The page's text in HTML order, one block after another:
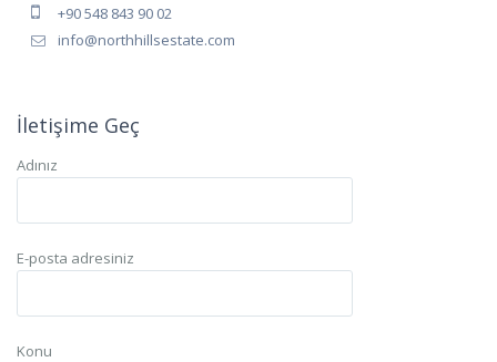
+90 548 843 90 02
info@northhillsestate.com
İletişime Geç
Adınız
E-posta adresiniz
Konu